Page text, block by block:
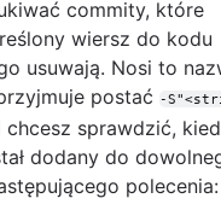
commity, które
wiersz do kodu
usuwają. Nosi to
postać -
chcesz sprawdzić,
dodany do
polecenia: